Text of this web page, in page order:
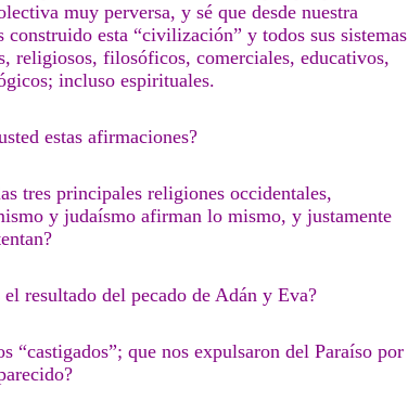
muy perversa, y sé que desde nuestra
construido esta “civilización” y todos sus sistemas
religiosos, filosóficos, comerciales, educativos,
; incluso espirituales.
estas afirmaciones?
tres principales religiones occidentales,
y judaísmo afirman lo mismo, y justamente
el resultado del pecado de Adán y Eva?
“castigados”; que nos expulsaron del Paraíso por
?